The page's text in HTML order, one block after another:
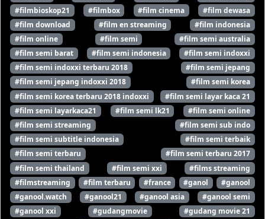
#filmbioskop21
#filmbox #film cinema
#film dewasa
#film download
#film en streaming
#film indonesia
#film online
#film semi
#film semi australia
#film semi barat
#film semi indonesia
#film semi indoxxi
#film semi indoxxi terbaru 2018
#film semi jepang
#film semi jepang indoxxi 2018
#film semi korea
#film semi korea terbaru 2018 indoxxi
#film semi layar kaca 21
#film semi layarkaca21
#film semi lk21
#film semi online
#film semi streaming
#film semi sub indo
#film semi subtitle indonesia
#film semi terbaik
#film semi terbaru
#film semi terbaru 2017
#film semi thailand
#film semi xxi
#films streaming
#filmstreaming
#film terbaru #france #ganol
#ganool
#ganool.watch
#ganool21 #ganool asia
#ganool semi
#ganool xxi
#gudangmovie
#gudang movie 21